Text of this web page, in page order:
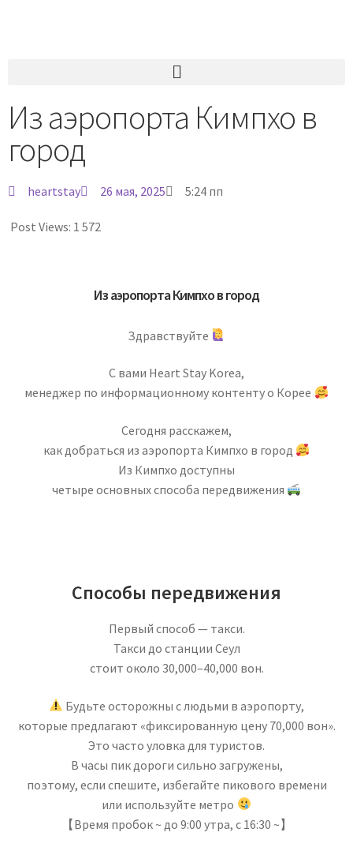
Из аэропорта Кимпхо в
город
heartstay 26 мая, 2025 5:24 пп
Post Views: 1 572
Из аэропорта Кимпхо в город
Здравствуйте
С вами Heart Stay Korea,
менеджер по информационному контенту о Корее
Сегодня расскажем,
как добраться из аэропорта Кимпхо в город
Из Кимпхо доступны
четыре основных способа передвижения
Способы передвижения
Первый способ — такси.
Такси до станции Сеул
стоит около 30,000–40,000 вон.
Будьте осторожны с людьми в аэропорту,
которые предлагают «фиксированную цену 70,000 вон».
Это часто уловка для туристов.
В часы пик дороги сильно загружены,
поэтому, если спешите, избегайте пикового времени
или используйте метро
【Время пробок ~ до 9:00 утра, с 16:30 ~】